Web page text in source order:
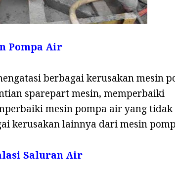
Pompa Air
berbagai kerusakan mesin
sparepart mesin, memperbaiki
mesin pompa air yang
kerusakan lainnya dari mesin
Saluran Air